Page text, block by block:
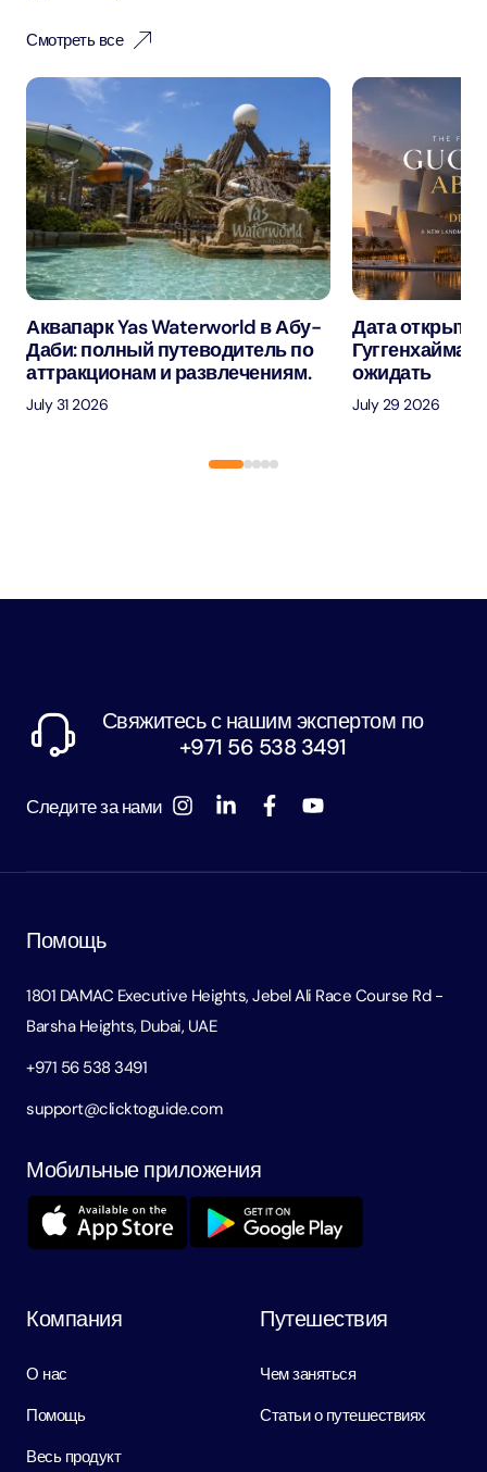
Смотреть все
Аквапарк Yas Waterworld в Абу-
Даби: полный путеводитель по
аттракционам и развлечениям.
July 31 2026
Дата
Гуггенхайма
ожидать
July 29 2026
Свяжитесь с нашим экспертом по
+971 56 538 3491
Следите за нами
Помощь
1801 DAMAC Executive Heights, Jebel Ali Race Course Rd -
Barsha Heights, Dubai, UAE
+971 56 538 3491
support@clicktoguide.com
Мобильные приложения
Компания
О нас
Помощь
Весь продукт
Путешествия
Чем заняться
Статьи о путешествиях